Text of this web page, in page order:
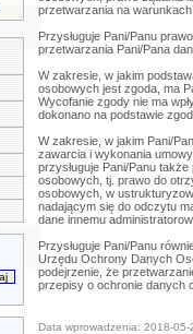
przetwarzania na
Przysługuje Pani/Panu
przetwarzania Pani/Pana
W zakresie, w jakim
osobowych jest zgoda, ma
Wycofanie zgody nie ma
dokonano na podstawie
W zakresie, w jakim Pani/
zawarcia i wykonania
przysługuje Pani/Panu
osobowych, tj. prawo do
osobowych, w
nadającym się do odczytu
dane innemu
Przysługuje Pani/Panu
Urzędu Ochrony Danych
podejrzenie, że
przepisy o ochronie danych
Data wprowadzenia: 2018-05-